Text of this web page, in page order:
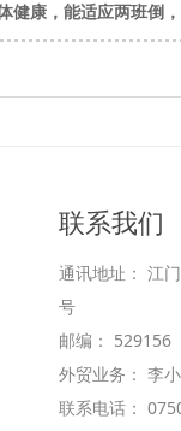
健康，能适应两班倒
联系我们
通讯地址： 江
号
邮编： 529156
外贸业务： 李
联系电话：